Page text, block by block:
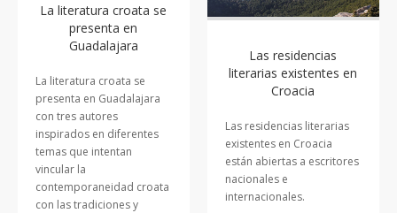
La literatura croata se
presenta en
Guadalajara
La literatura croata se
presenta en Guadalajara
con tres autores
inspirados en diferentes
temas que intentan
vincular la
contemporaneidad croata
con las tradiciones y
Las residencias
literarias existentes en
Croacia
Las residencias literarias
existentes en Croacia
están abiertas a escritores
nacionales e
internacionales.